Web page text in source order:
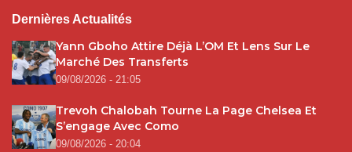
Dernières Actualités
Yann Gboho Attire Déjà L’OM Et Lens Sur Le
Marché Des Transferts
09/08/2026 - 21:05
Trevoh Chalobah Tourne La Page Chelsea Et
S’engage Avec Como
09/08/2026 - 20:04